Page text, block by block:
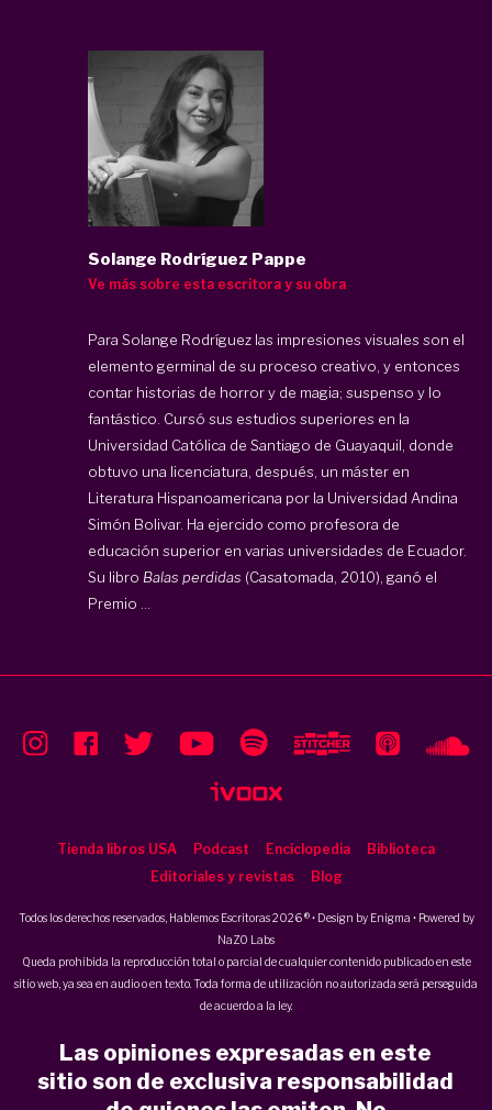
Solange Rodríguez Pappe
Ve más sobre esta escritora y su obra
Para Solange Rodríguez las impresiones visuales son el
elemento germinal de su proceso creativo, y entonces
contar historias de horror y de magia; suspenso y lo
fantástico. Cursó sus estudios superiores en la
Universidad Católica de Santiago de Guayaquil, donde
obtuvo una licenciatura, después, un máster en
Literatura Hispanoamericana por la Universidad Andina
Simón Bolivar. Ha ejercido como profesora de
educación superior en varias universidades de Ecuador.
Su libro Balas perdidas (Casatomada, 2010), ganó el
Premio ...
Tienda libros USA Podcast Enciclopedia
Biblioteca
Editoriales y revistas
Blog
Todos los derechos reservados, Hablemos Escritoras 2026 ® • Design by Enigma • Powered by
NaZO Labs
Queda prohibida la reproducción total o parcial de cualquier contenido publicado en este
sitio web, ya sea en audio o en texto. Toda forma de utilización no autorizada será perseguida
de acuerdo a la ley.
Las opiniones expresadas en este
sitio son de exclusiva responsabilidad